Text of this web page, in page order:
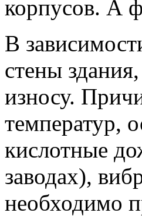
корпусов. А
В
стены
износу.
температур,
кислотные
заводах),
необходимо